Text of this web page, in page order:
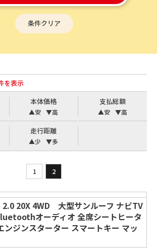
条件クリア
を表示
本体価格
▲安 ▼高
支払総額
▲安 ▼高
走行距離
▲少 ▼多
1 2
2.0 20X 4WD 大型サンルーフ ナビTV
オーディオ 全席シートヒータ
ンジンスターター スマートキー マッ